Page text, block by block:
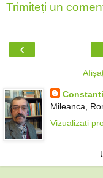
Trimiteți un
‹
Mileanca,
Vizualizați